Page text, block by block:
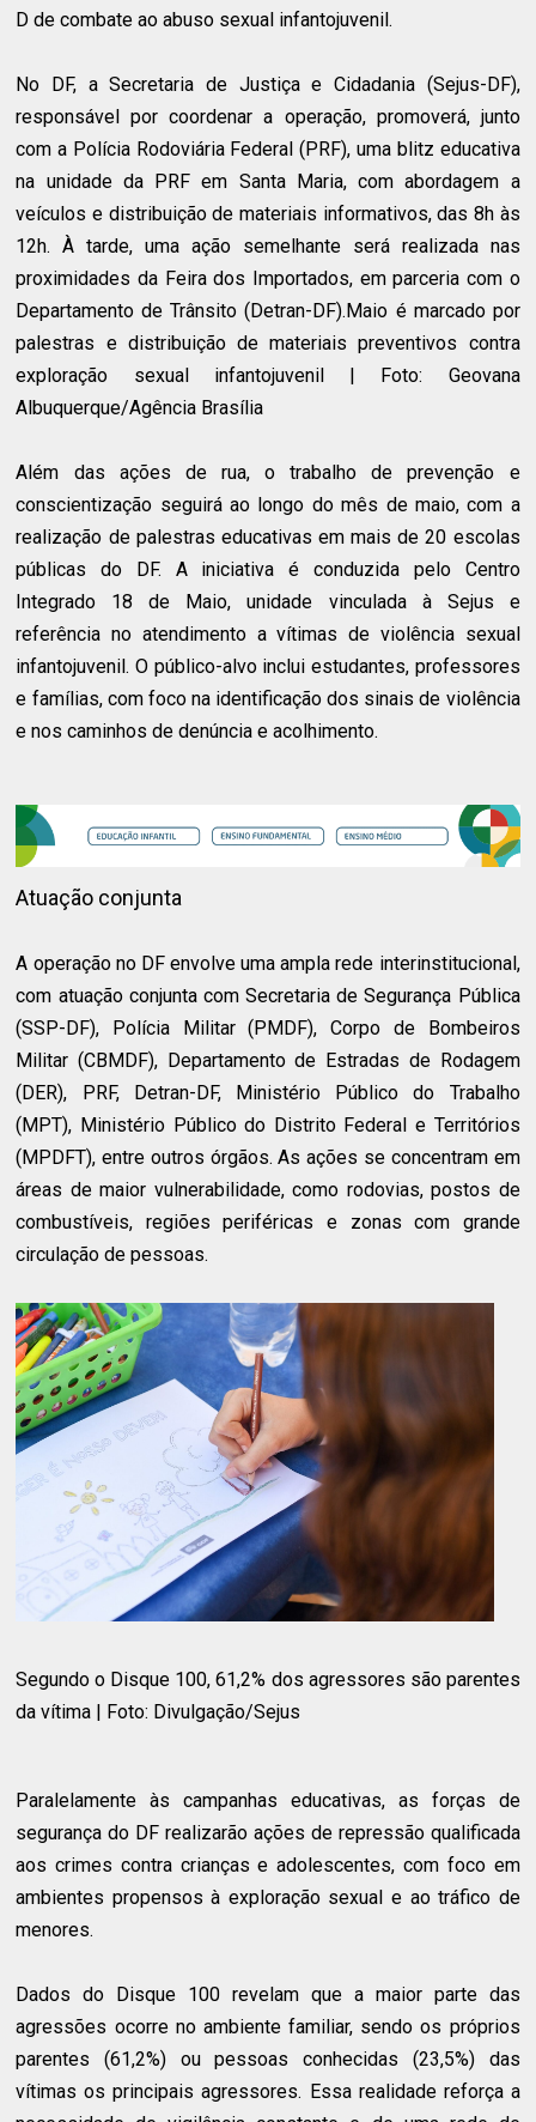
D de combate ao abuso sexual infantojuvenil.
No DF, a Secretaria de Justiça e Cidadania (Sejus-DF),
responsável por coordenar a operação, promoverá, junto
com a Polícia Rodoviária Federal (PRF), uma blitz educativa
na unidade da PRF em Santa Maria, com abordagem a
veículos e distribuição de materiais informativos, das 8h às
12h. À tarde, uma ação semelhante será realizada nas
proximidades da Feira dos Importados, em parceria com o
Departamento de Trânsito (Detran-DF).Maio é marcado por
palestras e distribuição de materiais preventivos contra
exploração sexual infantojuvenil | Foto: Geovana
Albuquerque/Agência Brasília
Além das ações de rua, o trabalho de prevenção e
conscientização seguirá ao longo do mês de maio, com a
realização de palestras educativas em mais de 20 escolas
públicas do DF. A iniciativa é conduzida pelo Centro
Integrado 18 de Maio, unidade vinculada à Sejus e
referência no atendimento a vítimas de violência sexual
infantojuvenil. O público-alvo inclui estudantes, professores
e famílias, com foco na identificação dos sinais de violência
e nos caminhos de denúncia e acolhimento.
Atuação conjunta
A operação no DF envolve uma ampla rede interinstitucional,
com atuação conjunta com Secretaria de Segurança Pública
(SSP-DF), Polícia Militar (PMDF), Corpo de Bombeiros
Militar (CBMDF), Departamento de Estradas de Rodagem
(DER), PRF, Detran-DF, Ministério Público do Trabalho
(MPT), Ministério Público do Distrito Federal e Territórios
(MPDFT), entre outros órgãos. As ações se concentram em
áreas de maior vulnerabilidade, como rodovias, postos de
combustíveis, regiões periféricas e zonas com grande
circulação de pessoas.
Segundo o Disque 100, 61,2% dos agressores são parentes
da vítima | Foto: Divulgação/Sejus
Paralelamente às campanhas educativas, as forças de
segurança do DF realizarão ações de repressão qualificada
aos crimes contra crianças e adolescentes, com foco em
ambientes propensos à exploração sexual e ao tráfico de
menores.
Dados do Disque 100 revelam que a maior parte das
agressões ocorre no ambiente familiar, sendo os próprios
parentes (61,2%) ou pessoas conhecidas (23,5%) das
vítimas os principais agressores. Essa realidade reforça a